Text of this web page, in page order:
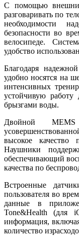
С помощью
разговаривать по
необходимости
безопасности во
велосипеде.
удобство
Благодаря
удобно носятся на
интенсивных
устойчивую
брызгами воды.
Двойной
высокое качество
Наушники
обеспечивающий
качества по
Встроенные
пользователя во
данные в
Tone&Health (для
информация,
количество